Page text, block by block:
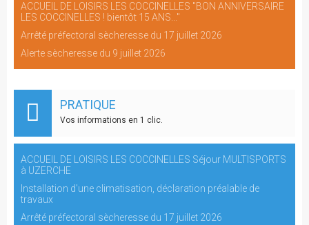
ACCUEIL DE LOISIRS LES COCCINELLES "BON ANNIVERSAIRE
LES COCCINELLES ! bientôt 15 ANS..."
Arrêté préfectoral sècheresse du 17 juillet 2026
Alerte sècheresse du 9 juillet 2026
PRATIQUE
Vos informations en 1 clic.
ACCUEIL DE LOISIRS LES COCCINELLES Séjour MULTISPORTS
à UZERCHE
Installation d'une climatisation, déclaration préalable de
travaux
Arrêté préfectoral sècheresse du 17 juillet 2026